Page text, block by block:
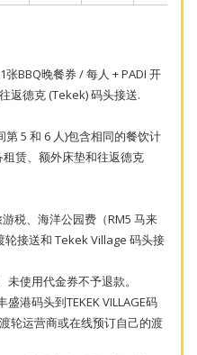
BBQ晚餐券 / 每人 + PADI 开
返德克 (Tekek) 码头接送.
5 和 6 人)包含相同的餐饮计
赁、额外床垫和往返德克
税、海洋公园费（RM5 马来
接送和 Tekek Village 码头接
使用代金券不予退款。
港码头到TEKEK VILLAGE码
轮运营商或在线预订自己的渡